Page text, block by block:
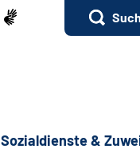
Sozialdienste &